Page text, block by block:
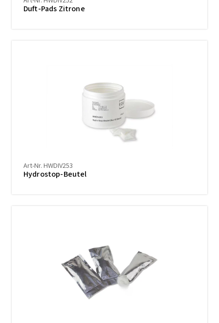
Duft-Pads Zitrone
Art-Nr. HWDIV253
Hydrostop-Beutel